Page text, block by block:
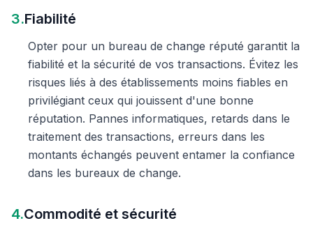
3.Fiabilité
Opter pour un bureau de change réputé garantit la
fiabilité et la sécurité de vos transactions. Évitez les
risques liés à des établissements moins fiables en
privilégiant ceux qui jouissent d'une bonne
réputation. Pannes informatiques, retards dans le
traitement des transactions, erreurs dans les
montants échangés peuvent entamer la confiance
dans les bureaux de change.
4.Commodité et sécurité